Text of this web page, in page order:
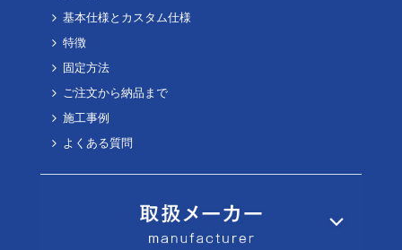
基本仕様とカスタム仕様
特徴
固定方法
ご注文から納品まで
施工事例
よくある質問